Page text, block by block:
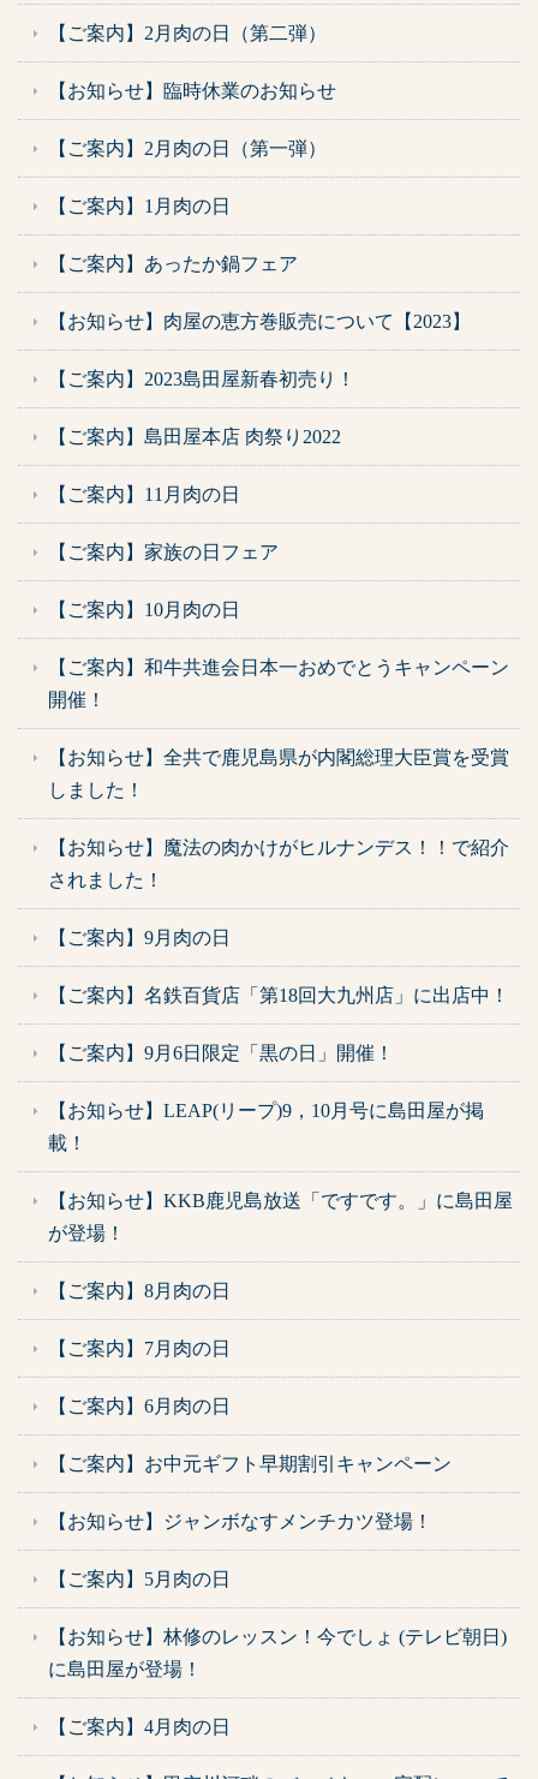
【ご案内】2月肉の日（第二弾）
【お知らせ】臨時休業のお知らせ
【ご案内】2月肉の日（第一弾）
【ご案内】1月肉の日
【ご案内】あったか鍋フェア
【お知らせ】肉屋の恵方巻販売について【2023】
【ご案内】2023島田屋新春初売り！
【ご案内】島田屋本店 肉祭り2022
【ご案内】11月肉の日
【ご案内】家族の日フェア
【ご案内】10月肉の日
【ご案内】和牛共進会日本一おめでとうキャンペーン
開催！
【お知らせ】全共で鹿児島県が内閣総理大臣賞を受賞
しました！
【お知らせ】魔法の肉かけがヒルナンデス！！で紹介
されました！
【ご案内】9月肉の日
【ご案内】名鉄百貨店「第18回大九州店」に出店中！
【ご案内】9月6日限定「黒の日」開催！
【お知らせ】LEAP(リープ)9，10月号に島田屋が掲
載！
【お知らせ】KKB鹿児島放送「ですです。」に島田屋
が登場！
【ご案内】8月肉の日
【ご案内】7月肉の日
【ご案内】6月肉の日
【ご案内】お中元ギフト早期割引キャンペーン
【お知らせ】ジャンボなすメンチカツ登場！
【ご案内】5月肉の日
【お知らせ】林修のレッスン！今でしょ (テレビ朝日)
に島田屋が登場！
【ご案内】4月肉の日